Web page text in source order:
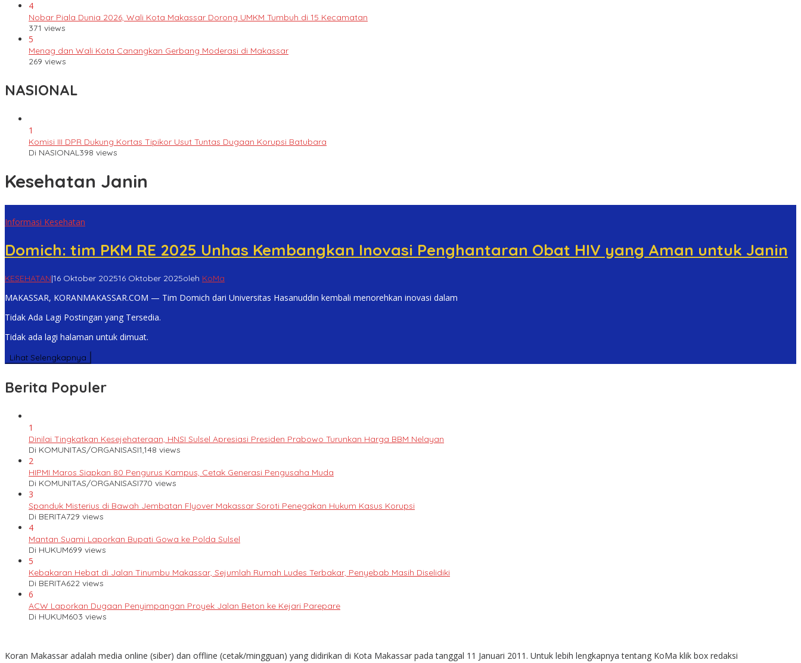
4
Nobar Piala Dunia 2026, Wali Kota Makassar Dorong UMKM Tumbuh di 15 Kecamatan
371 views
5
Menag dan Wali Kota Canangkan Gerbang Moderasi di Makassar
269 views
NASIONAL
1
Komisi III DPR Dukung Kortas Tipikor Usut Tuntas Dugaan Korupsi Batubara
Di NASIONAL398 views
Kesehatan Janin
Informasi Kesehatan
Domich: tim PKM RE 2025 Unhas Kembangkan Inovasi Penghantaran Obat HIV yang Aman untuk Janin
KESEHATAN|16 Oktober 202516 Oktober 2025oleh KoMa
MAKASSAR, KORANMAKASSAR.COM — Tim Domich dari Universitas Hasanuddin kembali menorehkan inovasi dalam
Tidak Ada Lagi Postingan yang Tersedia.
Tidak ada lagi halaman untuk dimuat.
Lihat Selengkapnya
Berita Populer
1
Dinilai Tingkatkan Kesejehateraan, HNSI Sulsel Apresiasi Presiden Prabowo Turunkan Harga BBM Nelayan
Di KOMUNITAS/ORGANISASI1,148 views
2
HIPMI Maros Siapkan 80 Pengurus Kampus, Cetak Generasi Pengusaha Muda
Di KOMUNITAS/ORGANISASI770 views
3
Spanduk Misterius di Bawah Jembatan Flyover Makassar Soroti Penegakan Hukum Kasus Korupsi
Di BERITA729 views
4
Mantan Suami Laporkan Bupati Gowa ke Polda Sulsel
Di HUKUM699 views
5
Kebakaran Hebat di Jalan Tinumbu Makassar, Sejumlah Rumah Ludes Terbakar, Penyebab Masih Diselidiki
Di BERITA622 views
6
ACW Laporkan Dugaan Penyimpangan Proyek Jalan Beton ke Kejari Parepare
Di HUKUM603 views
Koran Makassar adalah media online (siber) dan offline (cetak/mingguan) yang didirikan di Kota Makassar pada tanggal 11 Januari 2011. Untuk lebih lengkapnya tentang KoMa klik box redaksi